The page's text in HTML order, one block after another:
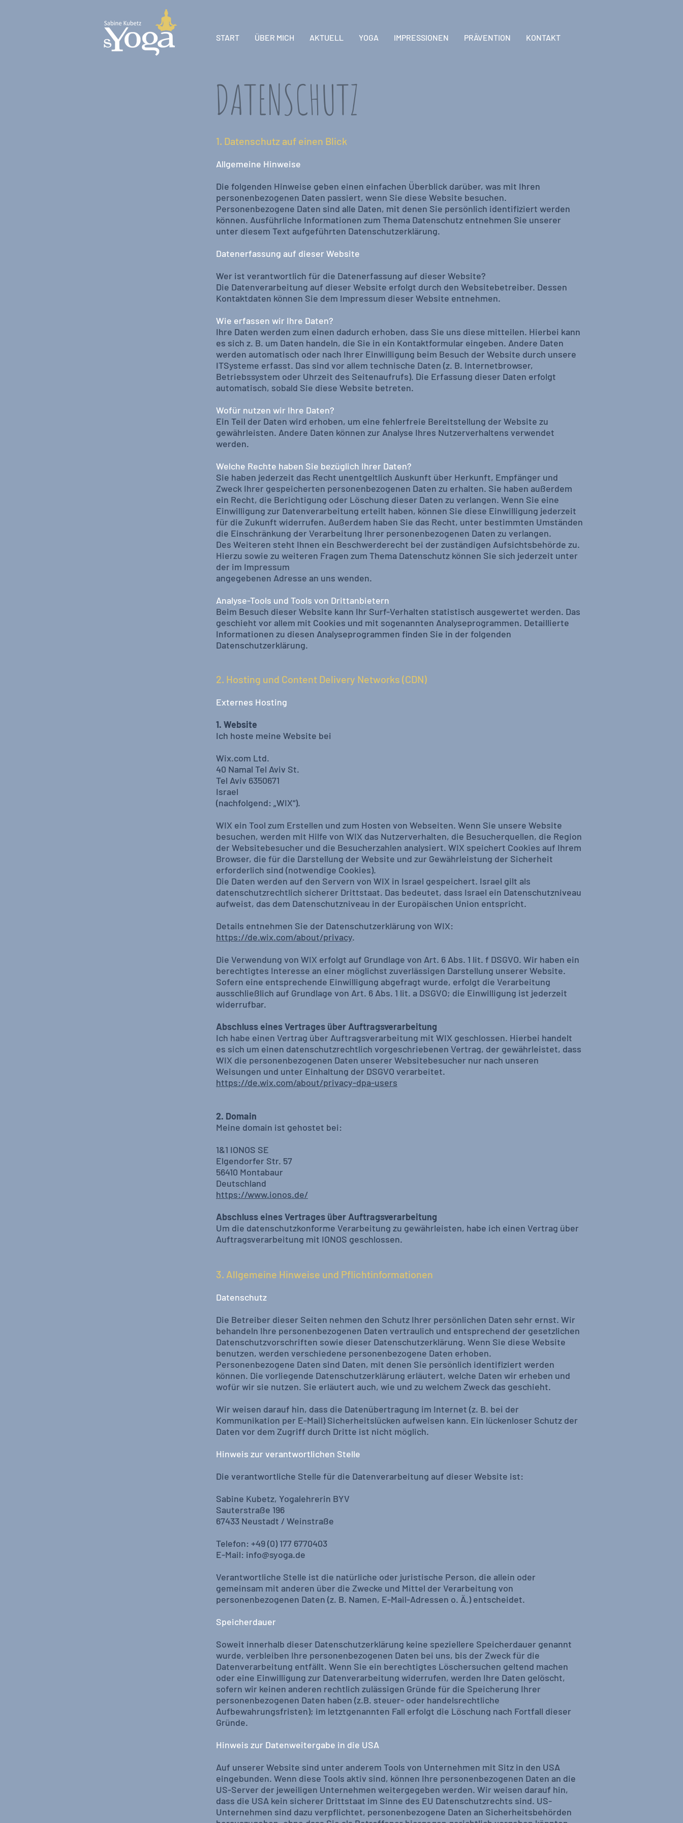
START ÜBER MICH AKTUELL YOGA IMPRESSIONEN PRÄVENTION KONTAKT
DATENSCHUTZ
1. Datenschutz auf einen Blick
Allgemeine Hinweise
Die folgenden Hinweise geben einen einfachen Überblick darüber, was mit Ihren
personenbezogenen Daten passiert, wenn Sie diese Website besuchen.
Personenbezogene Daten sind alle Daten, mit denen Sie persönlich identifiziert werden
können. Ausführliche Informationen zum Thema Datenschutz entnehmen Sie unserer
unter diesem Text aufgeführten Datenschutzerklärung.
Datenerfassung auf dieser Website
Wer ist verantwortlich für die Datenerfassung auf dieser Website?
Die Datenverarbeitung auf dieser Website erfolgt durch den Websitebetreiber. Dessen
Kontaktdaten können Sie dem Impressum dieser Website entnehmen.
Wie erfassen wir Ihre Daten?
Ihre Daten werden zum einen dadurch erhoben, dass Sie uns diese mitteilen. Hierbei kann
es sich z. B. um Daten handeln, die Sie in ein Kontaktformular eingeben. Andere Daten
werden automatisch oder nach Ihrer Einwilligung beim Besuch der Website durch unsere
ITSysteme erfasst. Das sind vor allem technische Daten (z. B. Internetbrowser,
Betriebssystem oder Uhrzeit des Seitenaufrufs). Die Erfassung dieser Daten erfolgt
automatisch, sobald Sie diese Website betreten.
Wofür nutzen wir Ihre Daten?
Ein Teil der Daten wird erhoben, um eine fehlerfreie Bereitstellung der Website zu
gewährleisten. Andere Daten können zur Analyse Ihres Nutzerverhaltens verwendet
werden.
Welche Rechte haben Sie bezüglich Ihrer Daten?
Sie haben jederzeit das Recht unentgeltlich Auskunft über Herkunft, Empfänger und
Zweck Ihrer gespeicherten personenbezogenen Daten zu erhalten. Sie haben außerdem
ein Recht, die Berichtigung oder Löschung dieser Daten zu verlangen. Wenn Sie eine
Einwilligung zur Datenverarbeitung erteilt haben, können Sie diese Einwilligung jederzeit
für die Zukunft widerrufen. Außerdem haben Sie das Recht, unter bestimmten Umständen
die Einschränkung der Verarbeitung Ihrer personenbezogenen Daten zu verlangen.
Des Weiteren steht Ihnen ein Beschwerderecht bei der zuständigen Aufsichtsbehörde zu.
Hierzu sowie zu weiteren Fragen zum Thema Datenschutz können Sie sich jederzeit unter
der im Impressum
angegebenen Adresse an uns wenden.
Analyse-Tools und Tools von Drittanbietern
Beim Besuch dieser Website kann Ihr Surf-Verhalten statistisch ausgewertet werden. Das
geschieht vor allem mit Cookies und mit sogenannten Analyseprogrammen. Detaillierte
Informationen zu diesen Analyseprogrammen finden Sie in der folgenden
Datenschutzerklärung.
2. Hosting und Content Delivery Networks (CDN)
Externes Hosting
1. Website
Ich hoste meine Website bei
Wix.com Ltd.
40 Namal Tel Aviv St.
Tel Aviv 6350671
Israel
(nachfolgend: „WIX“).
WIX ein Tool zum Erstellen und zum Hosten von Webseiten. Wenn Sie unsere Website
besuchen, werden mit Hilfe von WIX das Nutzerverhalten, die Besucherquellen, die Region
der Websitebesucher und die Besucherzahlen analysiert. WIX speichert Cookies auf Ihrem
Browser, die für die Darstellung der Website und zur Gewährleistung der Sicherheit
erforderlich sind (notwendige Cookies).
Die Daten werden auf den Servern von WIX in Israel gespeichert. Israel gilt als
datenschutzrechtlich sicherer Drittstaat. Das bedeutet, dass Israel ein Datenschutzniveau
aufweist, das dem Datenschutzniveau in der Europäischen Union entspricht.
Details entnehmen Sie der Datenschutzerklärung von WIX:
https://de.wix.com/about/privacy.
Die Verwendung von WIX erfolgt auf Grundlage von Art. 6 Abs. 1 lit. f DSGVO. Wir haben ein
berechtigtes Interesse an einer möglichst zuverlässigen Darstellung unserer Website.
Sofern eine entsprechende Einwilligung abgefragt wurde, erfolgt die Verarbeitung
ausschließlich auf Grundlage von Art. 6 Abs. 1 lit. a DSGVO; die Einwilligung ist jederzeit
widerrufbar.
Abschluss eines Vertrages über Auftragsverarbeitung
Ich habe einen Vertrag über Auftragsverarbeitung mit WIX geschlossen. Hierbei handelt
es sich um einen datenschutzrechtlich vorgeschriebenen Vertrag, der gewährleistet, dass
WIX die personenbezogenen Daten unserer Websitebesucher nur nach unseren
Weisungen und unter Einhaltung der DSGVO verarbeitet.
https://de.wix.com/about/privacy-dpa-users
2. Domain
Meine domain ist gehostet bei:
1&1 IONOS SE
Elgendorfer Str. 57
56410 Montabaur
Deutschland
https://www.ionos.de/
Abschluss eines Vertrages über Auftragsverarbeitung
Um die datenschutzkonforme Verarbeitung zu gewährleisten, habe ich einen Vertrag über
Auftragsverarbeitung mit IONOS geschlossen.
3. Allgemeine Hinweise und Pflichtinformationen
Datenschutz
Die Betreiber dieser Seiten nehmen den Schutz Ihrer persönlichen Daten sehr ernst. Wir
behandeln Ihre personenbezogenen Daten vertraulich und entsprechend der gesetzlichen
Datenschutzvorschriften sowie dieser Datenschutzerklärung. Wenn Sie diese Website
benutzen, werden verschiedene personenbezogene Daten erhoben.
Personenbezogene Daten sind Daten, mit denen Sie persönlich identifiziert werden
können. Die vorliegende Datenschutzerklärung erläutert, welche Daten wir erheben und
wofür wir sie nutzen. Sie erläutert auch, wie und zu welchem Zweck das geschieht.
Wir weisen darauf hin, dass die Datenübertragung im Internet (z. B. bei der
Kommunikation per E-Mail) Sicherheitslücken aufweisen kann. Ein lückenloser Schutz der
Daten vor dem Zugriff durch Dritte ist nicht möglich.
Hinweis zur verantwortlichen Stelle
Die verantwortliche Stelle für die Datenverarbeitung auf dieser Website ist:
Sabine Kubetz, Yogalehrerin BYV
Sauterstraße 196
67433 Neustadt / Weinstraße
Telefon: +49 (0) 177 6770403
E-Mail: info@syoga.de
Verantwortliche Stelle ist die natürliche oder juristische Person, die allein oder
gemeinsam mit anderen über die Zwecke und Mittel der Verarbeitung von
personenbezogenen Daten (z. B. Namen, E-Mail-Adressen o. Ä.) entscheidet.
Speicherdauer
Soweit innerhalb dieser Datenschutzerklärung keine speziellere Speicherdauer genannt
wurde, verbleiben Ihre personenbezogenen Daten bei uns, bis der Zweck für die
Datenverarbeitung entfällt. Wenn Sie ein berechtigtes Löschersuchen geltend machen
oder eine Einwilligung zur Datenverarbeitung widerrufen, werden Ihre Daten gelöscht,
sofern wir keinen anderen rechtlich zulässigen Gründe für die Speicherung Ihrer
personenbezogenen Daten haben (z.B. steuer- oder handelsrechtliche
Aufbewahrungsfristen); im letztgenannten Fall erfolgt die Löschung nach Fortfall dieser
Gründe.
Hinweis zur Datenweitergabe in die USA
Auf unserer Website sind unter anderem Tools von Unternehmen mit Sitz in den USA
eingebunden. Wenn diese Tools aktiv sind, können Ihre personenbezogenen Daten an die
US-Server der jeweiligen Unternehmen weitergegeben werden. Wir weisen darauf hin,
dass die USA kein sicherer Drittstaat im Sinne des EU Datenschutzrechts sind. US-
Unternehmen sind dazu verpflichtet, personenbezogene Daten an Sicherheitsbehörden